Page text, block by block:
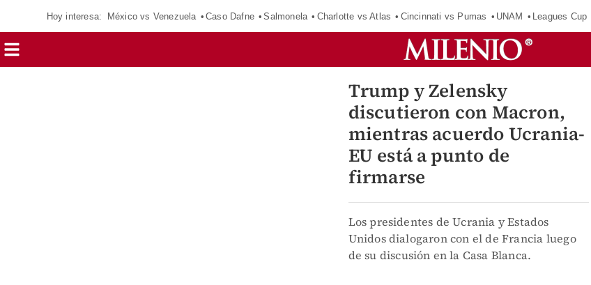
Hoy interesa: México vs Venezuela Caso Dafne Salmonela Charlotte vs Atlas Cincinnati vs Pumas UNAM Leagues Cup
Trump y Zelensky
discutieron con Macron,
mientras acuerdo Ucrania-
EU está a punto de
firmarse
Los presidentes de Ucrania y Estados
Unidos dialogaron con el de Francia luego
de su discusión en la Casa Blanca.